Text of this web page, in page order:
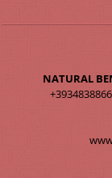
NATURAL